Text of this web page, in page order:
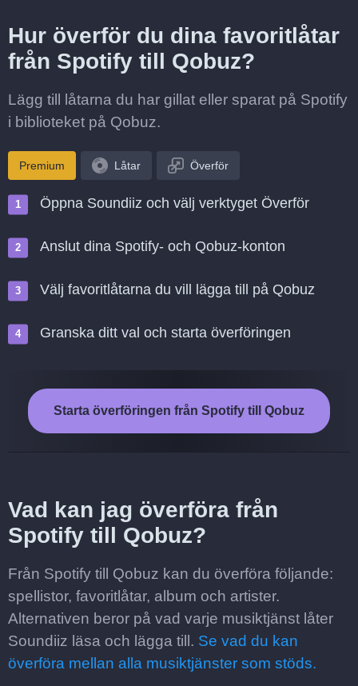
Hur överför du dina favoritlåtar
från Spotify till Qobuz?
Lägg till låtarna du har gillat eller sparat på Spotify
i biblioteket på Qobuz.
Premium Låtar Överför
Öppna Soundiiz och välj verktyget Överför
Anslut dina Spotify- och Qobuz-konton
Välj favoritlåtarna du vill lägga till på Qobuz
Granska ditt val och starta överföringen
Starta överföringen från Spotify till Qobuz
Vad kan jag överföra från
Spotify till Qobuz?
Från Spotify till Qobuz kan du överföra följande:
spellistor, favoritlåtar, album och artister.
Alternativen beror på vad varje musiktjänst låter
Soundiiz läsa och lägga till. Se vad du kan
överföra mellan alla musiktjänster som stöds.